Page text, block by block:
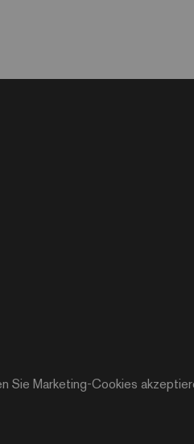
Sie Marketing-Cookies